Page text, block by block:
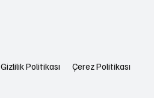
Gizlilik Politikası Çerez Politikası